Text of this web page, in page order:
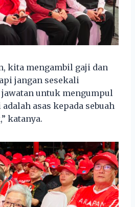
kita mengambil gaji dan
jangan sesekali
untuk mengumpul
asas kepada sebuah
katanya.